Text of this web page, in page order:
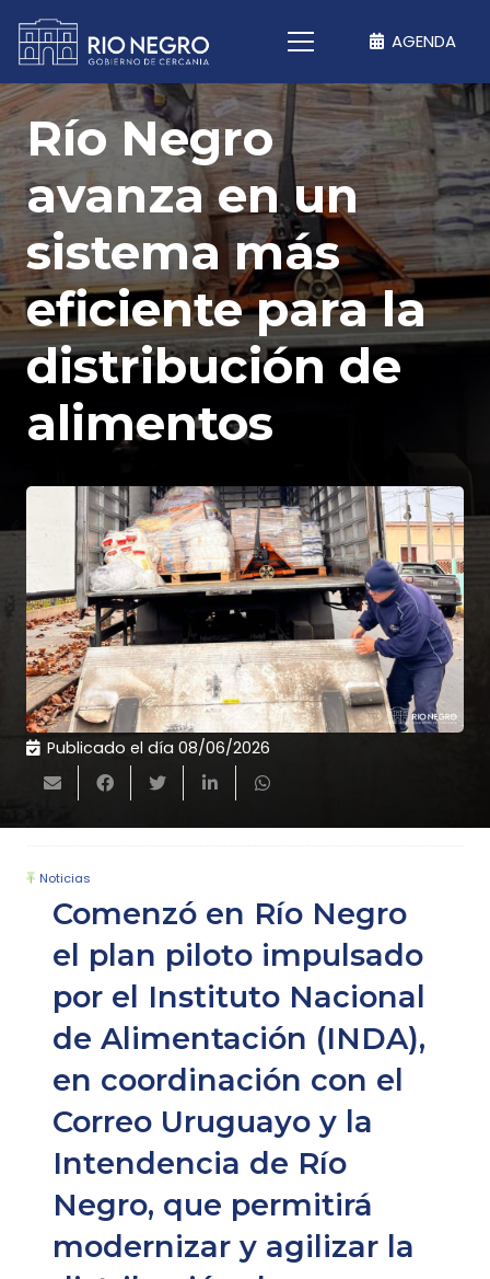
AGENDA
Río Negro
avanza en un
sistema más
eficiente para la
distribución de
alimentos
Publicado el día 08/06/2026
Noticias
Comenzó en Río Negro
el plan piloto impulsado
por el Instituto Nacional
de Alimentación (INDA),
en coordinación con el
Correo Uruguayo y la
Intendencia de Río
Negro, que permitirá
modernizar y agilizar la